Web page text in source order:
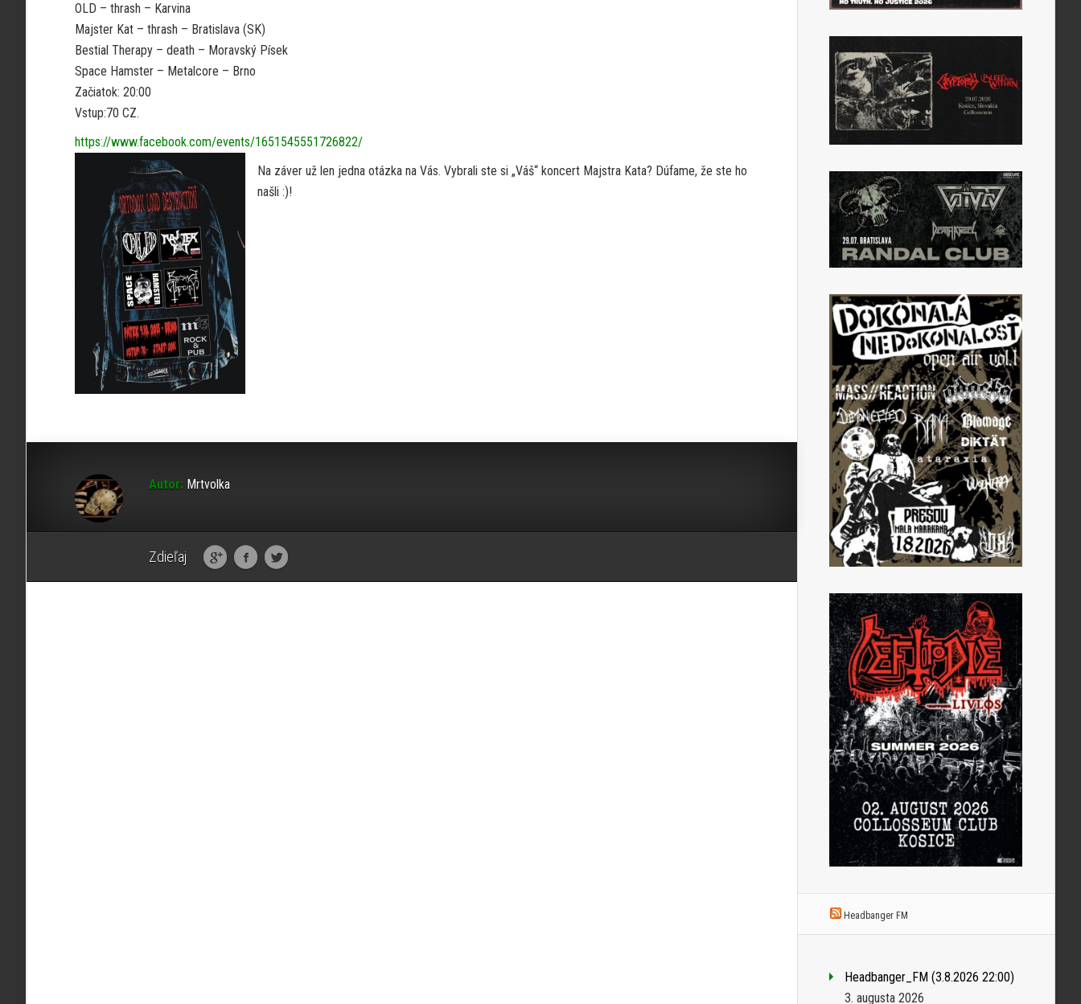
OLD – thrash – Karvina
Majster Kat – thrash – Bratislava (SK)
Bestial Therapy – death – Moravský Písek
Space Hamster – Metalcore – Brno
Začiatok: 20:00
Vstup:70 CZ.
https://www.facebook.com/events/1651545551726822/
Na záver už len jedna otázka na Vás. Vybrali ste si „Váš“ koncert Majstra Kata? Dúfame, že ste ho
našli :)!
Autor: Mrtvolka
Zdieľaj
Headbanger FM
Headbanger_FM (3.8.2026 22:00)
3. augusta 2026